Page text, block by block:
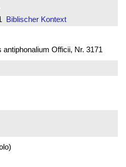
Biblischer Kontext
Officii, Nr. 3171